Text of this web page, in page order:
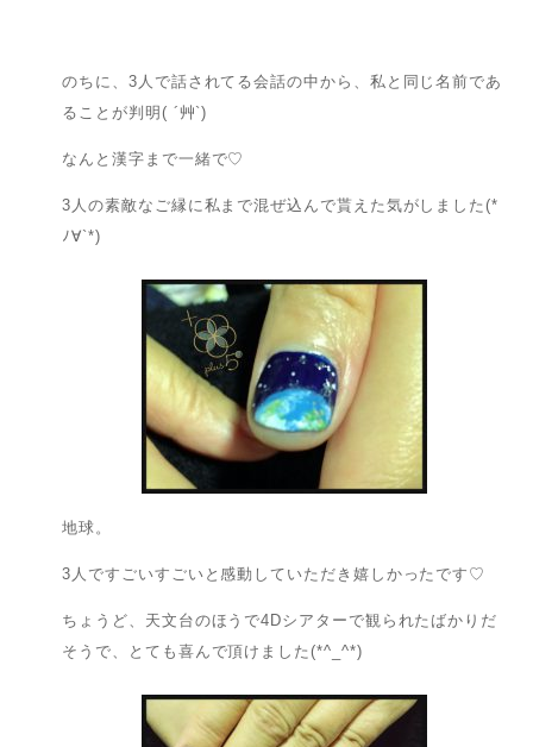
のちに、3人で話されてる会話の中から、私と同じ名前であ
ることが判明( ´艸`)
なんと漢字まで一緒で♡
3人の素敵なご縁に私まで混ぜ込んで貰えた気がしました(*
ﾉ∀`*)
地球。
3人ですごいすごいと感動していただき嬉しかったです♡
ちょうど、天文台のほうで4Dシアターで観られたばかりだ
そうで、とても喜んで頂けました(*^_^*)